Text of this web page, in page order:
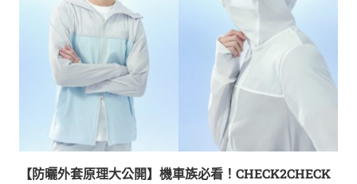
【防曬外套原理大公開】機車族必看！CHECK2CHECK